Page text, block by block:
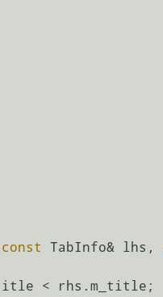
const TabInfo& lhs,
< rhs.m_title;